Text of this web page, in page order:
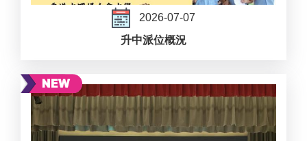
2026-07-07
升中派位概況